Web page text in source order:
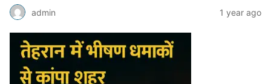
admin 1 year ago